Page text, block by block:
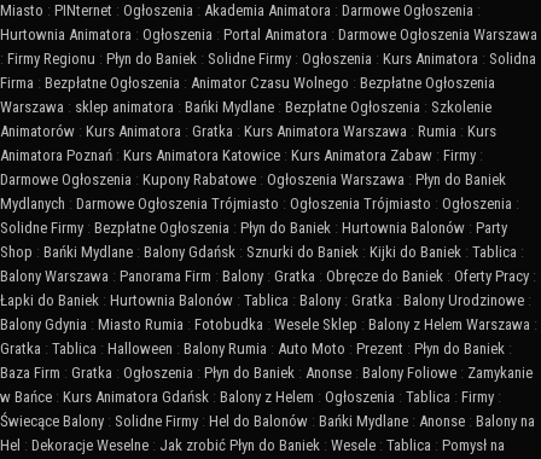
Miasto : PINternet : Ogłoszenia : Akademia Animatora : Darmowe Ogłoszenia :
Hurtownia Animatora : Ogłoszenia : Portal Animatora : Darmowe Ogłoszenia Warszawa
: Firmy Regionu : Płyn do Baniek : Solidne Firmy : Ogłoszenia : Kurs Animatora : Solidna
Firma : Bezpłatne Ogłoszenia : Animator Czasu Wolnego : Bezpłatne Ogłoszenia
Warszawa : sklep animatora : Bańki Mydlane : Bezpłatne Ogłoszenia : Szkolenie
Animatorów : Kurs Animatora : Gratka : Kurs Animatora Warszawa : Rumia : Kurs
Animatora Poznań : Kurs Animatora Katowice : Kurs Animatora Zabaw : Firmy :
Darmowe Ogłoszenia : Kupony Rabatowe : Ogłoszenia Warszawa : Płyn do Baniek
Mydlanych : Darmowe Ogłoszenia Trójmiasto : Ogłoszenia Trójmiasto : Ogłoszenia :
Solidne Firmy : Bezpłatne Ogłoszenia : Płyn do Baniek : Hurtownia Balonów : Party
Shop : Bańki Mydlane : Balony Gdańsk : Sznurki do Baniek : Kijki do Baniek : Tablica :
Balony Warszawa : Panorama Firm : Balony : Gratka : Obręcze do Baniek : Oferty Pracy :
Łapki do Baniek : Hurtownia Balonów : Tablica : Balony : Gratka : Balony Urodzinowe :
Balony Gdynia : Miasto Rumia : Fotobudka : Wesele Sklep : Balony z Helem Warszawa :
Gratka : Tablica : Halloween : Balony Rumia : Auto Moto : Prezent : Płyn do Baniek :
Baza Firm : Gratka : Ogłoszenia : Płyn do Baniek : Anonse : Balony Foliowe : Zamykanie
w Bańce : Kurs Animatora Gdańsk : Balony z Helem : Ogłoszenia : Tablica : Firmy :
Świecące Balony : Solidne Firmy : Hel do Balonów : Bańki Mydlane : Anonse : Balony na
Hel : Dekoracje Weselne : Jak zrobić Płyn do Baniek : Wesele : Tablica : Pomysł na